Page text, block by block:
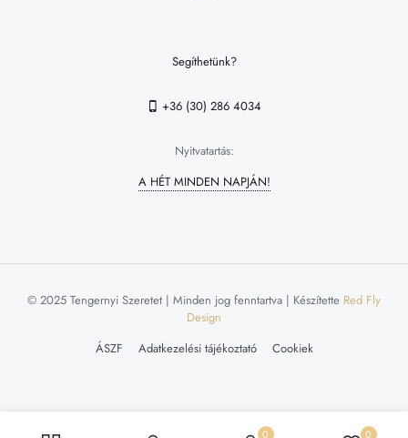
Segíthetünk?
+36 (30) 286 4034
Nyitvatartás:
A HÉT MINDEN NAPJÁN!
© 2025 Tengernyi Szeretet | Minden jog fenntartva | Készítette Red Fly
Design
ÁSZF
Adatkezelési tájékoztató Cookiek
0 0